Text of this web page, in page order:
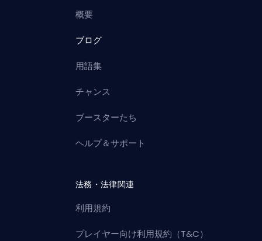
概要
ブログ
用語集
チャンス
ブースターたち
ヘルプ＆サポート
法務・法律関連
利用規約
プレイヤー向け利用規約（T&C）